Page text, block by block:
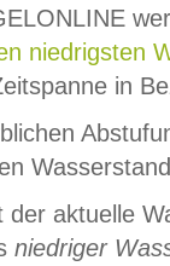
niedrigsten
in
der aktuelle
niedriger